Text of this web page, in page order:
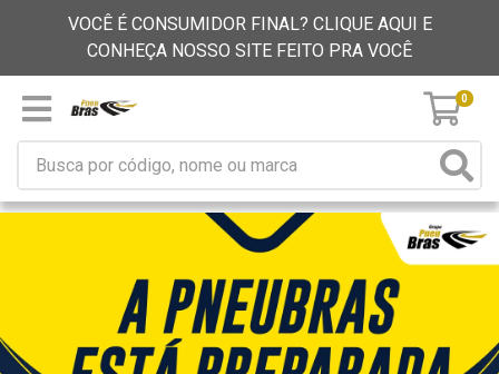
VOCÊ É CONSUMIDOR FINAL? CLIQUE AQUI E
CONHEÇA NOSSO SITE FEITO PRA VOCÊ
0